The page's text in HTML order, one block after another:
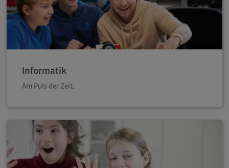
Informatik
Am Puls der Zeit.